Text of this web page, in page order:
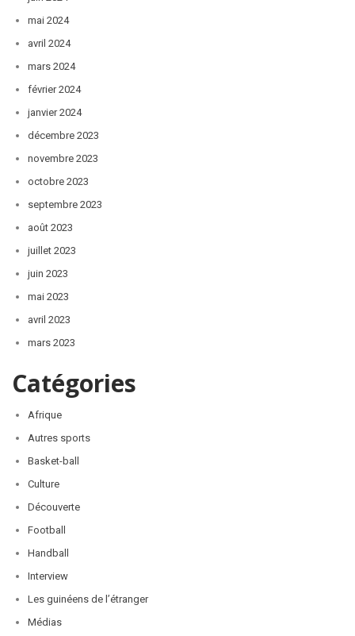
mai 2024
avril 2024
mars 2024
février 2024
janvier 2024
décembre 2023
novembre 2023
octobre 2023
septembre 2023
août 2023
juillet 2023
juin 2023
mai 2023
avril 2023
mars 2023
Catégories
Afrique
Autres sports
Basket-ball
Culture
Découverte
Football
Handball
Interview
Les guinéens de l’étranger
Médias